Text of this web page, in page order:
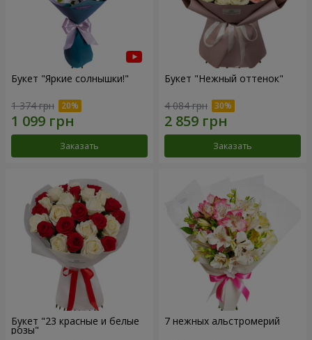
Букет "Яркие солнышки!"
1 374 грн
Заказать
Букет "Нежный оттенок"
4 084 грн
Заказать
Букет "23 красные и белые
розы"
7 нежных альстромерий